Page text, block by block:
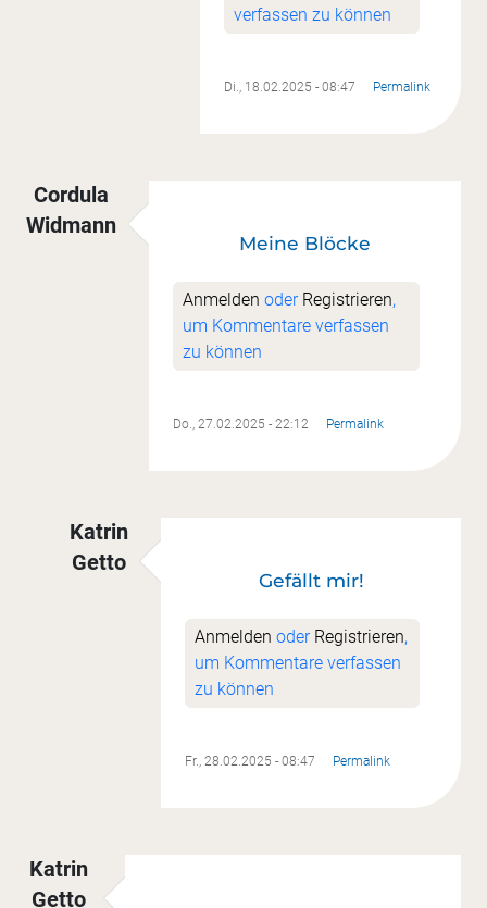
verfassen zu können
Di., 18.02.2025 - 08:47 Permalink
Cordula
Widmann
Meine Blöcke
Anmelden oder Registrieren,
um Kommentare verfassen
zu können
Do., 27.02.2025 - 22:12 Permalink
Katrin
Getto
Meine Blöckevon Cordula
Gefällt mir!
Anmelden oder Registrieren,
um Kommentare verfassen
zu können
Fr., 28.02.2025 - 08:47 Permalink
Katrin
Getto